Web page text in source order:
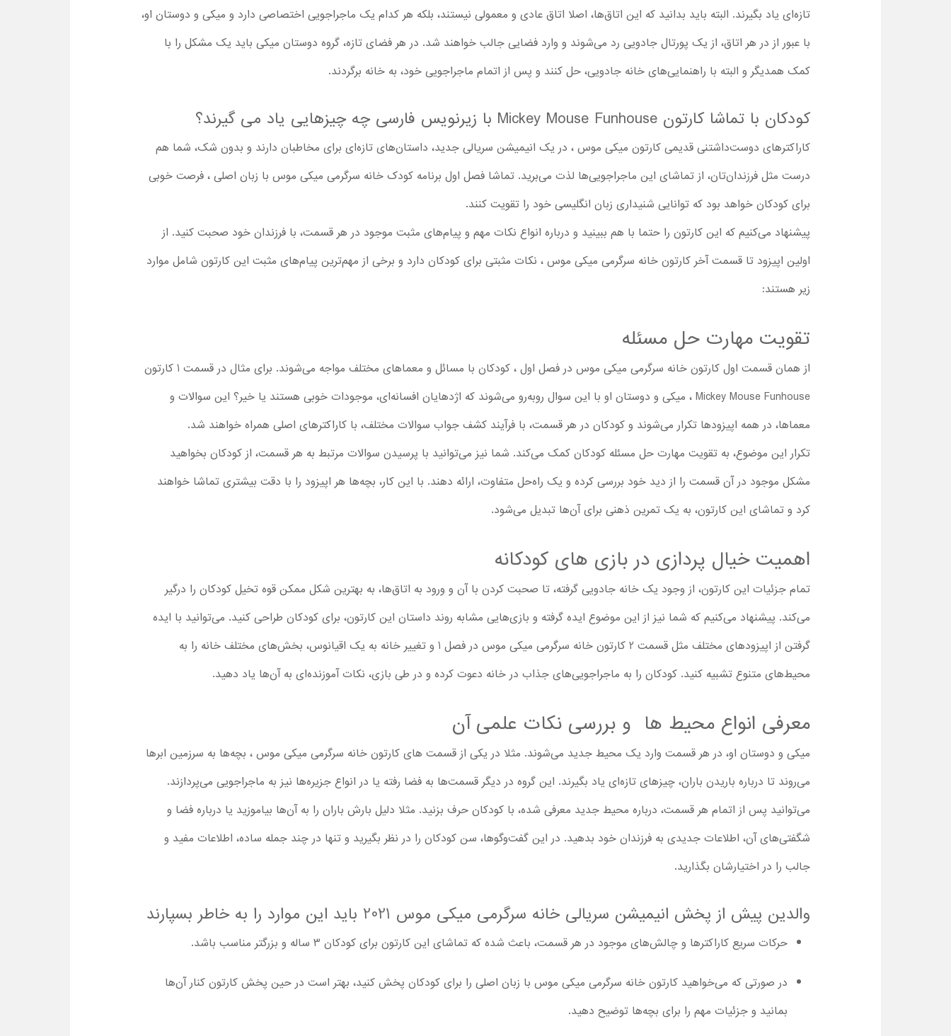
تازه‌ای یاد بگیرند. البته باید بدانید که این اتاق‌ها، اصلا اتاق عادی و معمولی نیستند، بلکه هر کدام یک ماجراجویی اختصاصی دارد و میکی و دوستان او،
با عبور از در هر اتاق، از یک پورتال جادویی رد می‌شوند و وارد فضایی جالب خواهند شد. در هر فضای تازه، گروه دوستان میکی باید یک مشکل را با
کمک همدیگر و البته با راهنمایی‌های خانه جادویی، حل کنند و پس از اتمام ماجراجویی خود، به خانه برگردند.
کودکان با تماشا کارتون Mickey Mouse Funhouse با زیرنویس فارسی چه چیزهایی یاد می گیرند؟
کاراکترهای دوست‌داشتنی قدیمی کارتون میکی موس ، در یک انیمیشن سریالی جدید، داستان‌های تازه‌ای برای مخاطبان دارند و بدون شک، شما هم
درست مثل فرزندان‌تان، از تماشای این ماجراجویی‌ها لذت می‌برید. تماشا فصل اول برنامه کودک خانه سرگرمی میکی موس با زبان اصلی ، فرصت خوبی
برای کودکان خواهد بود که توانایی شنیداری زبان انگلیسی خود را تقویت کنند.
پیشنهاد می‌کنیم که این کارتون را حتما با هم ببینید و درباره انواع نکات مهم و پیام‌های مثبت موجود در هر قسمت، با فرزندان خود صحبت کنید. از
اولین اپیزود تا قسمت آخر کارتون خانه سرگرمی میکی موس ، نکات مثبتی برای کودکان دارد و برخی از مهم‌ترین پیام‌های مثبت این کارتون شامل موارد
زیر هستند:
تقویت مهارت حل مسئله
از همان قسمت اول کارتون خانه سرگرمی میکی موس در فصل اول ، کودکان با مسائل و معماهای مختلف مواجه می‌شوند. برای مثال در قسمت 1 کارتون
Mickey Mouse Funhouse ، میکی و دوستان او با این سوال روبه‌رو می‌شوند که اژدهایان افسانه‌ای، موجودات خوبی هستند یا خیر؟ این سوالات و
معماها، در همه اپیزودها تکرار می‌شوند و کودکان در هر قسمت، با فرآیند کشف جواب سوالات مختلف، با کاراکترهای اصلی همراه خواهند شد.
تکرار این موضوع، به تقویت مهارت حل مسئله کودکان کمک می‌کند. شما نیز می‌توانید با پرسیدن سوالات مرتبط به هر قسمت، از کودکان بخواهید
مشکل موجود در آن قسمت را از دید خود بررسی کرده و یک راه‌حل متفاوت، ارائه دهند. با این کار، بچه‌ها هر اپیزود را با دقت بیشتری تماشا خواهند
کرد و تماشای این کارتون، به یک تمرین ذهنی برای آن‌ها تبدیل می‌شود.
اهمیت خیال پردازی در بازی های کودکانه
تمام جزئیات این کارتون، از وجود یک خانه جادویی گرفته، تا صحبت کردن با آن و ورود به اتاق‌ها، به بهترین شکل ممکن قوه تخیل کودکان را درگیر
می‌کند. پیشنهاد می‌کنیم که شما نیز از این موضوع ایده گرفته و بازی‌هایی مشابه روند داستان این کارتون، برای کودکان طراحی کنید. می‌توانید با ایده
گرفتن از اپیزودهای مختلف مثل قسمت 2 کارتون خانه سرگرمی میکی موس در فصل 1 و تغییر خانه به یک اقیانوس، بخش‌های مختلف خانه را به
محیط‌های متنوع تشبیه کنید. کودکان را به ماجراجویی‌های جذاب در خانه دعوت کرده و در طی بازی، نکات آموزنده‌ای به آن‌ها یاد دهید.
معرفی انواع محیط ها و بررسی نکات علمی آن
میکی و دوستان او، در هر قسمت وارد یک محیط جدید می‌شوند. مثلا در یکی از قسمت های کارتون خانه سرگرمی میکی موس ، بچه‌ها به سرزمین ابرها
می‌روند تا درباره باریدن باران، چیزهای تازه‌ای یاد بگیرند. این گروه در دیگر قسمت‌ها به فضا رفته یا در انواع جزیره‌ها نیز به ماجراجویی می‌پردازند.
می‌توانید پس از اتمام هر قسمت، درباره محیط جدید معرفی شده، با کودکان حرف بزنید. مثلا دلیل بارش باران را به آن‌ها بیاموزید یا درباره فضا و
شگفتی‌های آن، اطلاعات جدیدی به فرزندان خود بدهید. در این گفت‌وگوها، سن کودکان را در نظر بگیرید و تنها در چند جمله ساده، اطلاعات مفید و
جالب را در اختیارشان بگذارید.
والدین پیش از پخش انیمیشن سریالی خانه سرگرمی میکی موس 2021 باید این موارد را به خاطر بسپارند
حرکات سریع کاراکترها و چالش‌های موجود در هر قسمت، باعث شده که تماشای این کارتون برای کودکان 3 ساله و بزرگتر مناسب باشد.
در صورتی که می‌خواهید کارتون خانه سرگرمی میکی موس با زبان اصلی را برای کودکان پخش کنید، بهتر است در حین پخش کارتون کنار آن‌ها
بمانید و جزئیات مهم را برای بچه‌ها توضیح دهید.